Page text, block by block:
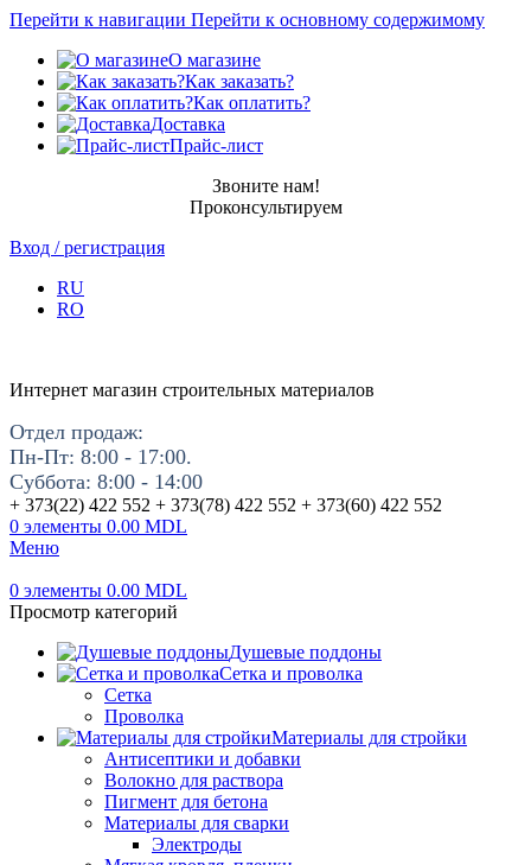
Перейти к навигации Перейти к основному содержимому
О магазине
Как заказать?
Как оплатить?
Доставка
Прайс-лист
Звоните нам!
Проконсультируем
Вход / регистрация
RU
RO
Интернет магазин строительных материалов
Отдел продаж:
Пн-Пт: 8:00 - 17:00.
Суббота: 8:00 - 14:00
+ 373(22) 422 552 + 373(78) 422 552 + 373(60) 422 552
0 элементы 0.00 MDL
Меню
0 элементы 0.00 MDL
Просмотр категорий
Душевые поддоны
Сетка и проволка
Сетка
Проволка
Материалы для стройки
Антисептики и добавки
Волокно для раствора
Пигмент для бетона
Материалы для сварки
Электроды